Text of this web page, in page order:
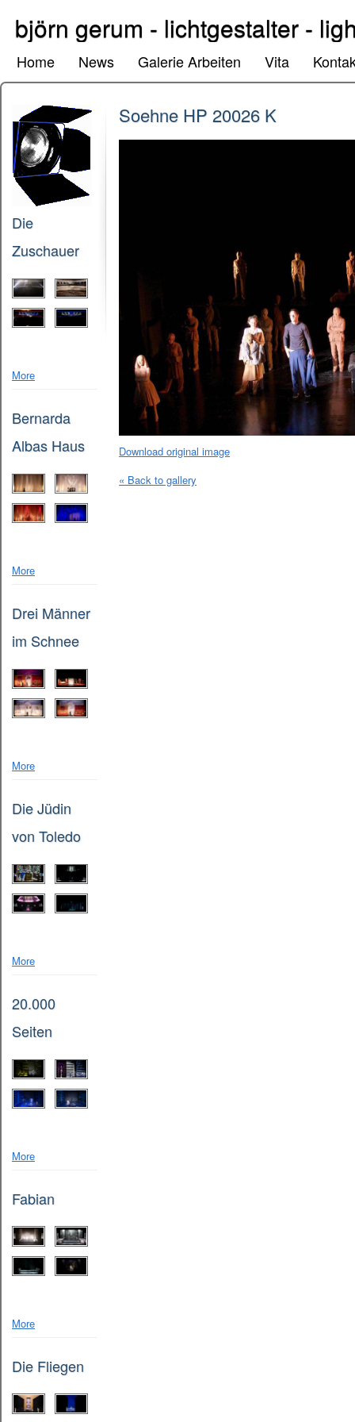
björn gerum - lichtgestalter -
Home News Galerie Arbeiten Vita
Die
Zuschauer
More
Bernarda
Albas Haus
More
Drei Männer
im Schnee
More
Die Jüdin
von Toledo
More
20.000
Seiten
More
Fabian
More
Die Fliegen
Soehne HP 20026 K
Download original image
« Back to gallery